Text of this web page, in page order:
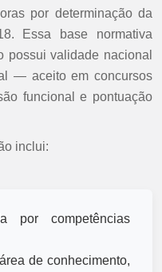
por determinação da
Essa base normativa
possui validade nacional
— aceito em concursos
funcional e pontuação
inclui:
por competências
de conhecimento,